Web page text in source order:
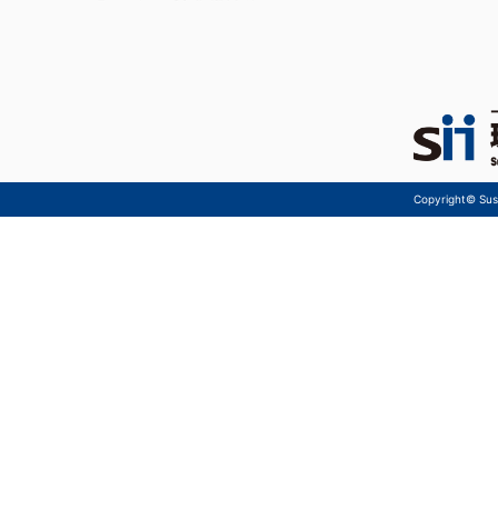
Copyright©